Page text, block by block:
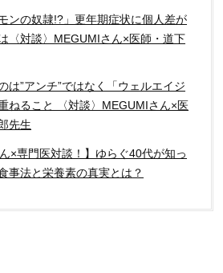
ンの奴隷!?」更年期症状に個人差が
〈対談〉MEGUMIさん×医師・道下
は”アンチ”ではなく「ウェルエイジ
ねること 〈対談〉MEGUMIさん×医
先生
×専門医対談！】ゆらぐ40代が知っ
事法と栄養素の真実とは？